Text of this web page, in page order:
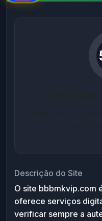
Descrição do Site
O site bbbmkvip.com
oferece serviços
verificar sempre a